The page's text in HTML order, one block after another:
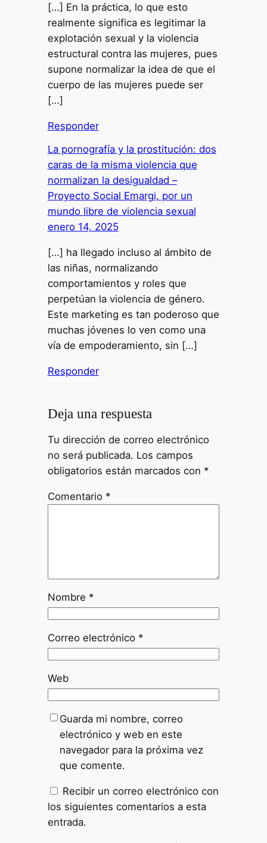
[…] En la práctica, lo que esto
realmente significa es legitimar la
explotación sexual y la violencia
estructural contra las mujeres, pues
supone normalizar la idea de que el
cuerpo de las mujeres puede ser
[…]
Responder
La pornografía y la prostitución: dos
caras de la misma violencia que
normalizan la desigualdad –
Proyecto Social Emargi, por un
mundo libre de violencia sexual
enero 14, 2025
[…] ha llegado incluso al ámbito de
las niñas, normalizando
comportamientos y roles que
perpetúan la violencia de género.
Este marketing es tan poderoso que
muchas jóvenes lo ven como una
vía de empoderamiento, sin […]
Responder
Deja una respuesta
Tu dirección de correo electrónico
no será publicada. Los campos
obligatorios están marcados con *
Comentario *
Nombre *
Correo electrónico *
Web
Guarda mi nombre, correo
electrónico y web en este
navegador para la próxima vez
que comente.
Recibir un correo electrónico con
los siguientes comentarios a esta
entrada.